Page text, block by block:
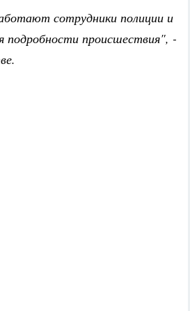
сотрудники полиции и
подробности происшествия", -